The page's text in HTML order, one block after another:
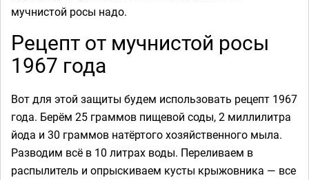
мучнистой росы надо.
Рецепт от мучнистой росы
1967 года
Вот для этой защиты будем использовать рецепт 1967
года. Берём 25 граммов пищевой соды, 2 миллилитра
йода и 30 граммов натёртого хозяйственного мыла.
Разводим всё в 10 литрах воды. Переливаем в
распылитель и опрыскиваем кусты крыжовника — все